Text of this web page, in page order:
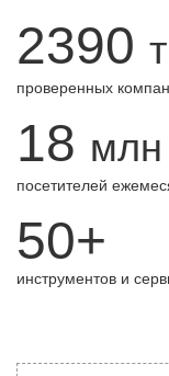
2390
проверенных
18 млн
посетителей
50+
инструментов и